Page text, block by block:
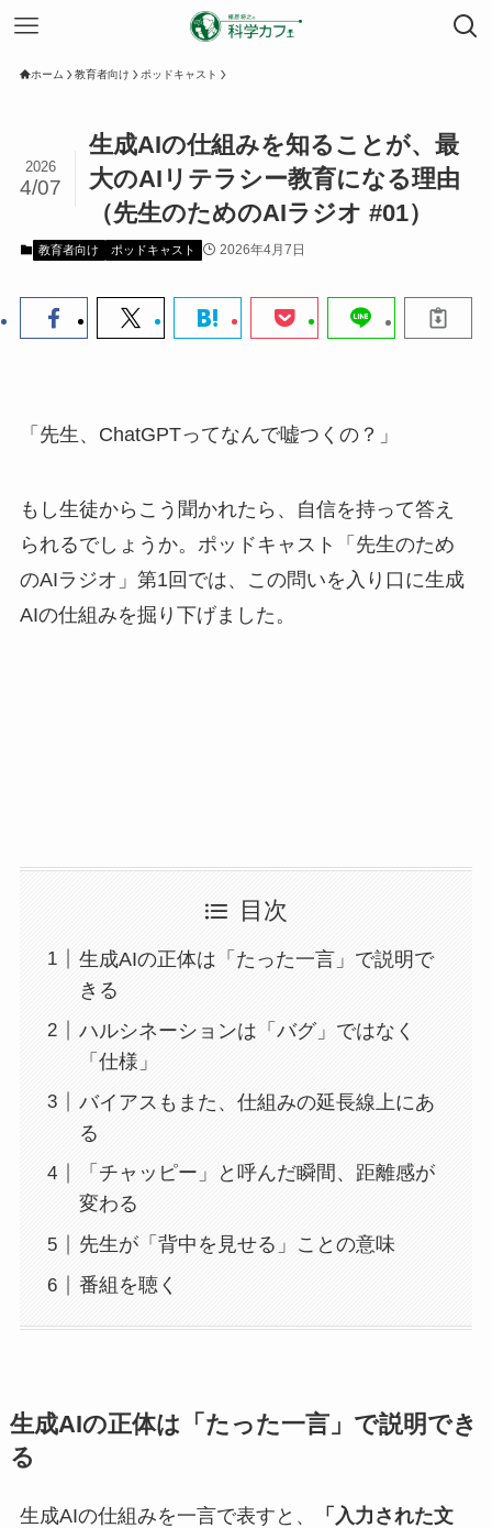
ホーム 教育者向け ポッドキャスト
生成AIの仕組みを知ることが、最
大のAIリテラシー教育になる理由
（先生のためのAIラジオ #01）
2026
4/07
教育者向け ポッドキャスト 2026年4月7日
「先生、ChatGPTってなんで嘘つくの？」
もし生徒からこう聞かれたら、自信を持って答え
られるでしょうか。ポッドキャスト「先生のため
のAIラジオ」第1回では、この問いを入り口に生成
AIの仕組みを掘り下げました。
目次
生成AIの正体は「たった一言」で説明で
きる
ハルシネーションは「バグ」ではなく
「仕様」
バイアスもまた、仕組みの延長線上にあ
る
「チャッピー」と呼んだ瞬間、距離感が
変わる
先生が「背中を見せる」ことの意味
番組を聴く
生成AIの正体は「たった一言」で説明でき
る
生成AIの仕組みを一言で表すと、
「入力された文